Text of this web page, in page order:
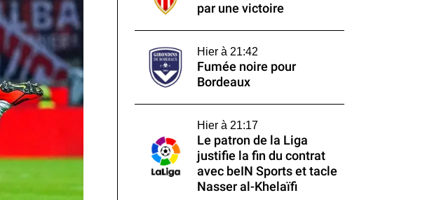
par une victoire
Hier à 21:42
Fumée noire pour
Bordeaux
Hier à 21:17
Le patron de la Liga
justifie la fin du contrat
avec beIN Sports et tacle
Nasser al-Khelaïfi